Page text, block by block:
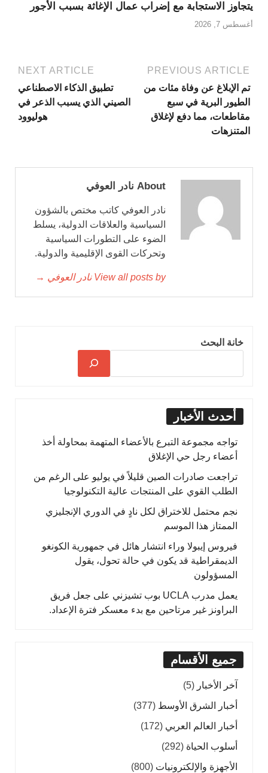
يتجاوز الاستجابة مع إضراب عمال الإغاثة بسبب الأجور
أغسطس 7, 2026
PREVIOUS ARTICLE
تم الإبلاغ عن وفاة مئات من
الطيور البرية في سبع
مقاطعات، مما دفع لإغلاق
المتنزهات
NEXT ARTICLE
تطبيق الذكاء الاصطناعي
الصيني الذي يسبب الذعر في
هوليوود
About نادر العوفي
نادر العوفي كاتب مختص بالشؤون
السياسية والعلاقات الدولية، يسلط
الضوء على التطورات السياسية
وتحركات القوى الإقليمية والدولية.
View all posts by نادر العوفي →
خانة البحث
أحدث الأخبار
تواجه مجموعة التبرع بالأعضاء المتهمة بمحاولة أخذ
أعضاء رجل حي الإغلاق
تراجعت صادرات الصين قليلاً في يوليو على الرغم من
الطلب القوي على المنتجات عالية التكنولوجيا
نجم محتمل للاختراق لكل نادٍ في الدوري الإنجليزي
الممتاز هذا الموسم
فيروس إيبولا وراء انتشار هائل في جمهورية الكونغو
الديمقراطية قد يكون في حالة تحول، يقول
المسؤولون
يعمل مدرب UCLA بوب تشيزني على جعل فريق
البراونز غير مرتاحين مع بدء معسكر فترة الإعداد.
جميع الأقسام
آخر الأخبار (5)
أخبار الشرق الأوسط (377)
أخبار العالم العربي (172)
أسلوب الحياة (292)
الأجهزة والإلكترونيات (800)